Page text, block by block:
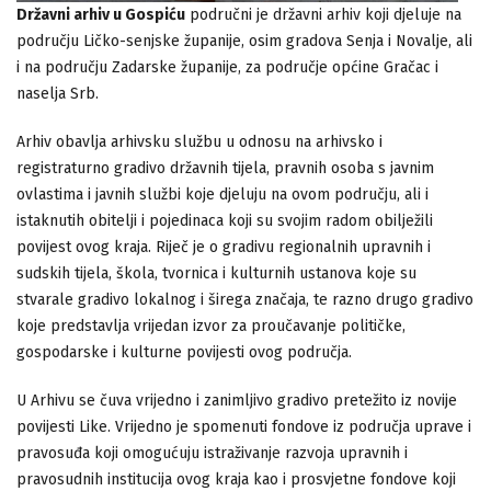
Državni arhiv u Gospiću područni je državni arhiv koji djeluje na
području Ličko-senjske županije, osim gradova Senja i Novalje, ali
i na području Zadarske županije, za područje općine Gračac i
naselja Srb.
Arhiv obavlja arhivsku službu u odnosu na arhivsko i
registraturno gradivo državnih tijela, pravnih osoba s javnim
ovlastima i javnih službi koje djeluju na ovom području, ali i
istaknutih obitelji i pojedinaca koji su svojim radom obilježili
povijest ovog kraja. Riječ je o gradivu regionalnih upravnih i
sudskih tijela, škola, tvornica i kulturnih ustanova koje su
stvarale gradivo lokalnog i širega značaja, te razno drugo gradivo
koje predstavlja vrijedan izvor za proučavanje političke,
gospodarske i kulturne povijesti ovog područja.
U Arhivu se čuva vrijedno i zanimljivo gradivo pretežito iz novije
povijesti Like. Vrijedno je spomenuti fondove iz područja uprave i
pravosuđa koji omogućuju istraživanje razvoja upravnih i
pravosudnih institucija ovog kraja kao i prosvjetne fondove koji